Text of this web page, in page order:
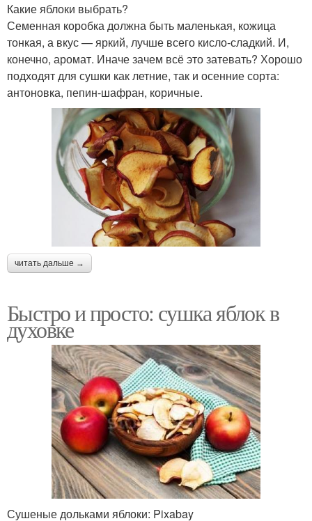
Какие яблоки выбрать?
Семенная коробка должна быть маленькая, кожица
тонкая, а вкус — яркий, лучше всего кисло-сладкий. И,
конечно, аромат. Иначе зачем всё это затевать? Хорошо
подходят для сушки как летние, так и осенние сорта:
антоновка, пепин-шафран, коричные.
читать дальше →
Быстро и просто: сушка яблок в
духовке
Сушеные дольками яблоки: Pixabay